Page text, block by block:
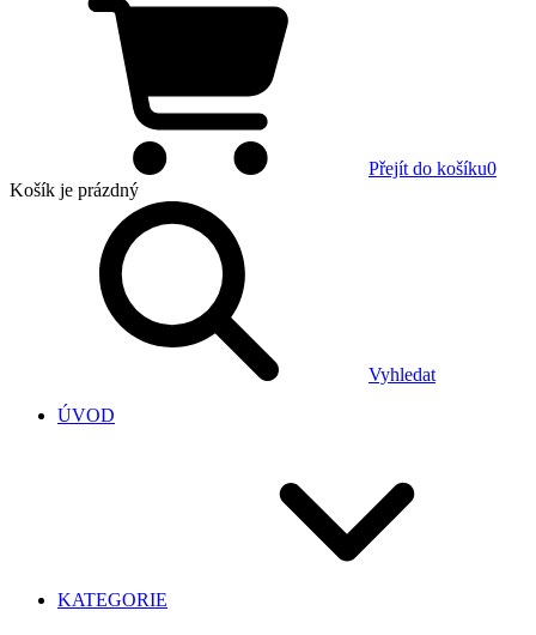
Přejít do košíku0
Košík je prázdný
Vyhledat
ÚVOD
KATEGORIE